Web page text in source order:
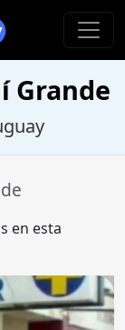
Grande
en esta